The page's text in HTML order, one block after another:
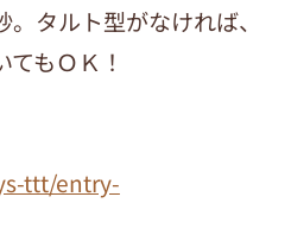
タルト型がなければ、
もＯＫ！
ttt/entry-